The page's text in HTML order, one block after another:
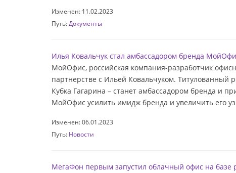
Изменен: 11.02.2023
Путь: Документы
Илья Ковальчук стал амбассадором бренда
МойОфис, российская компания-разработчик
партнерстве с Ильей Ковальчуком. Титулованный
Кубка Гагарина – станет амбассадором бренда и
МойОфис усилить имидж бренда и увеличить его
Изменен: 06.01.2023
Путь: Новости
МегаФон первым запустил облачный офис на